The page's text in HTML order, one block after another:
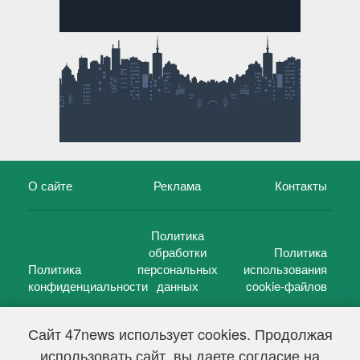
Сайт 47news использует cookies. Продолжая
использовать сайт, вы даете согласие на
О сайте Реклама Контакты
Политика
конфиденциальности
Политика
обработки
персональных
данных
Политика
использования
cookie-файлов